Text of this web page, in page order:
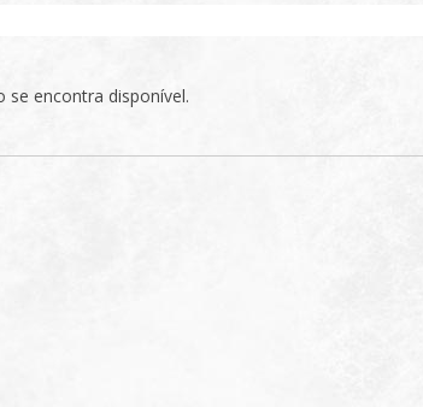
encontra disponível.